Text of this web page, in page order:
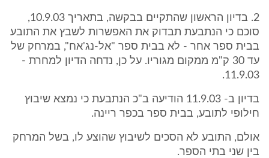
2. בדיון הראשון שהתקיים בבקשה, בתאריך 10.9.03,
סוכם כי הנתבעת תבדוק את האפשרות לשבץ את התובע
בבית ספר אחר - לא בבית ספר "אל-נג'אח", במרחק של
עד 30 ק"מ ממקום מגוריו. על כן, נדחה הדיון למחרת -
11.9.03.
בדיון ב- 11.9.03 הודיעה ב"כ הנתבעת כי נמצא שיבוץ
חילופי לתובע, בבית ספר בכפר ריינה.
אולם, התובע לא הסכים לשיבוץ שהוצע לו, בשל המרחק
בין שני בתי הספר.